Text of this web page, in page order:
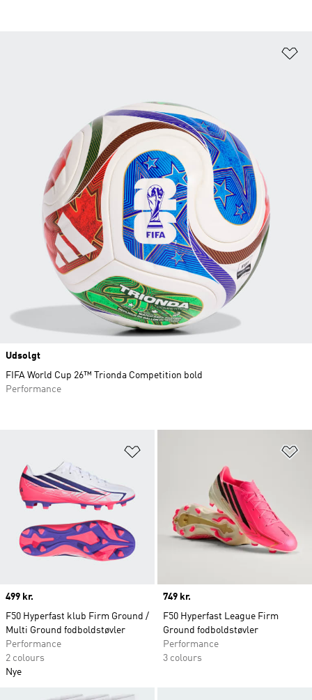
Price
499 kr.
F50 Hyperfast klub Firm Ground /
Multi Ground fodboldstøvler
Performance
2 colours
Nye
Price
749 kr.
F50 Hyperfast League Firm
Ground fodboldstøvler
Performance
3 colours
Udsolgt
FIFA World Cup 26™ Trionda Competition bold
Performance